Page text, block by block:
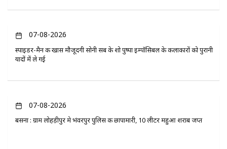
07-08-2026
स्पाइडर-मैन की खास मौजूदगी सोनी सब के शो पुष्पा इम्पॉसिबल के कलाकारों को पुरानी
यादों में ले गई
07-08-2026
बसना : ग्राम लोहड़ीपुर मे भंवरपुर पुलिस की छापामारी, 10 लीटर महुआ शराब जप्त